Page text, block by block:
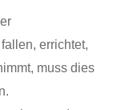
errichtet,
muss dies